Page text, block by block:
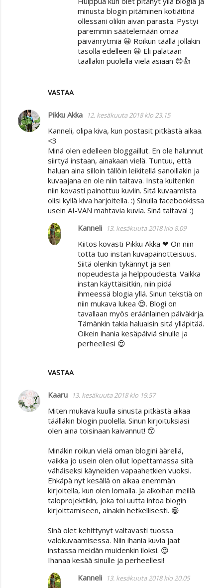
VASTAA
minusta blogin pitäminen kotiäitinä
ollessani olikin aivan parasta. Pystyi
paremmin säätelemään omaa
päivänrytmiä 😀 Roikun täällä jollakin
tasolla edelleen 😀 Eli palataan
täälläkin puolella vielä asiaan 😊👍
Pikku Akka 12. kesäkuuta 2018 klo 23.15
Kanneli, olipa kiva, kun postasit pitkästä aikaa.
<3
Minä olen edelleen bloggaillut. En ole halunnut
siirtyä instaan, ainakaan vielä. Tuntuu, että
haluan aina silloin tällöin leikitellä sanoillakin ja
kuvaajana en ole niin taitava. Insta kuitenkin
niin kovasti painottuu kuviin. Sitä kuvaamista
olisi kyllä kiva harjoitella. :) Sinulla facebookissa
usein AI-VAN mahtavia kuvia. Sinä taitava! :)
VASTAA
Kanneli 13. kesäkuuta 2018 klo 8.09
Kiitos kovasti Pikku Akka ❤ On niin
totta tuo instan kuvapainotteisuus.
Siitä olenkin tykännyt ja sen
nopeudesta ja helppoudesta. Vaikka
instan käyttäisitkin, niin pidä
ihmeessä blogia yllä. Sinun tekstiä on
niin mukava lukea 😍. Blogi on
tavallaan myös eräänlainen päiväkirja.
Tämänkin takia haluaisin sitä ylläpitää.
Oikein ihania kesäpäiviä sinulle ja
perheellesi 😍
Kaaru 13. kesäkuuta 2018 klo 19.57
Miten mukava kuulla sinusta pitkästä aikaa
täälläkin blogin puolella. Sinun kirjoituksiasi
olen aina toisinaan kaivannut! 😙
Minäkin roikun vielä oman blogini äärellä,
vaikka jo usein olen ollut lopettamassa sitä
vähäiseksi käyneiden vapaahetkien vuoksi.
Ehkäpä nyt kesällä on aikaa enemmän
kirjoitella, kun olen lomalla. Ja alkoihan meillä
taloprojektikin, joka toi uutta intoa blogin
kirjoittamiseen, ainakin hetkellisesti. 😁
Sinä olet kehittynyt valtavasti tuossa
valokuvaamisessa. Niin ihania kuvia jaat
instassa meidän muidenkin iloksi. 😍
Ihanaa kesää sinulle ja perheellesi!
Kanneli 13. kesäkuuta 2018 klo 20.05